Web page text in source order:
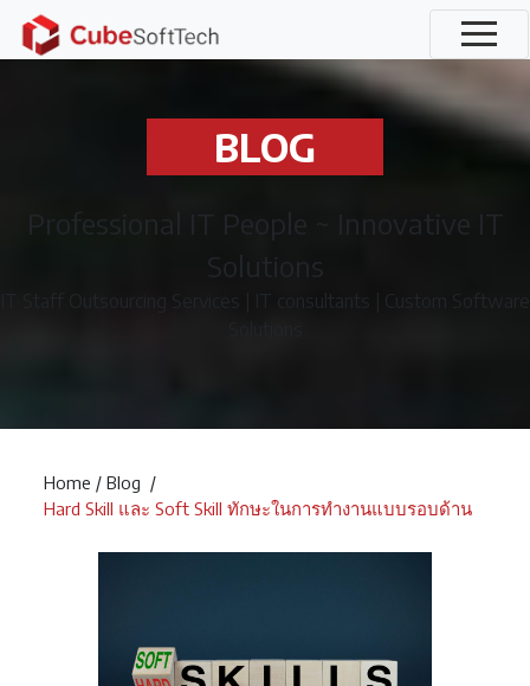
BLOG
Professional IT People ~ Innovative IT
Solutions
IT Staff Outsourcing Services | IT consultants | Custom Software
Home /Blog /
Hard Skill และ Soft Skill ทักษะในการทำงานแบบรอบด้าน